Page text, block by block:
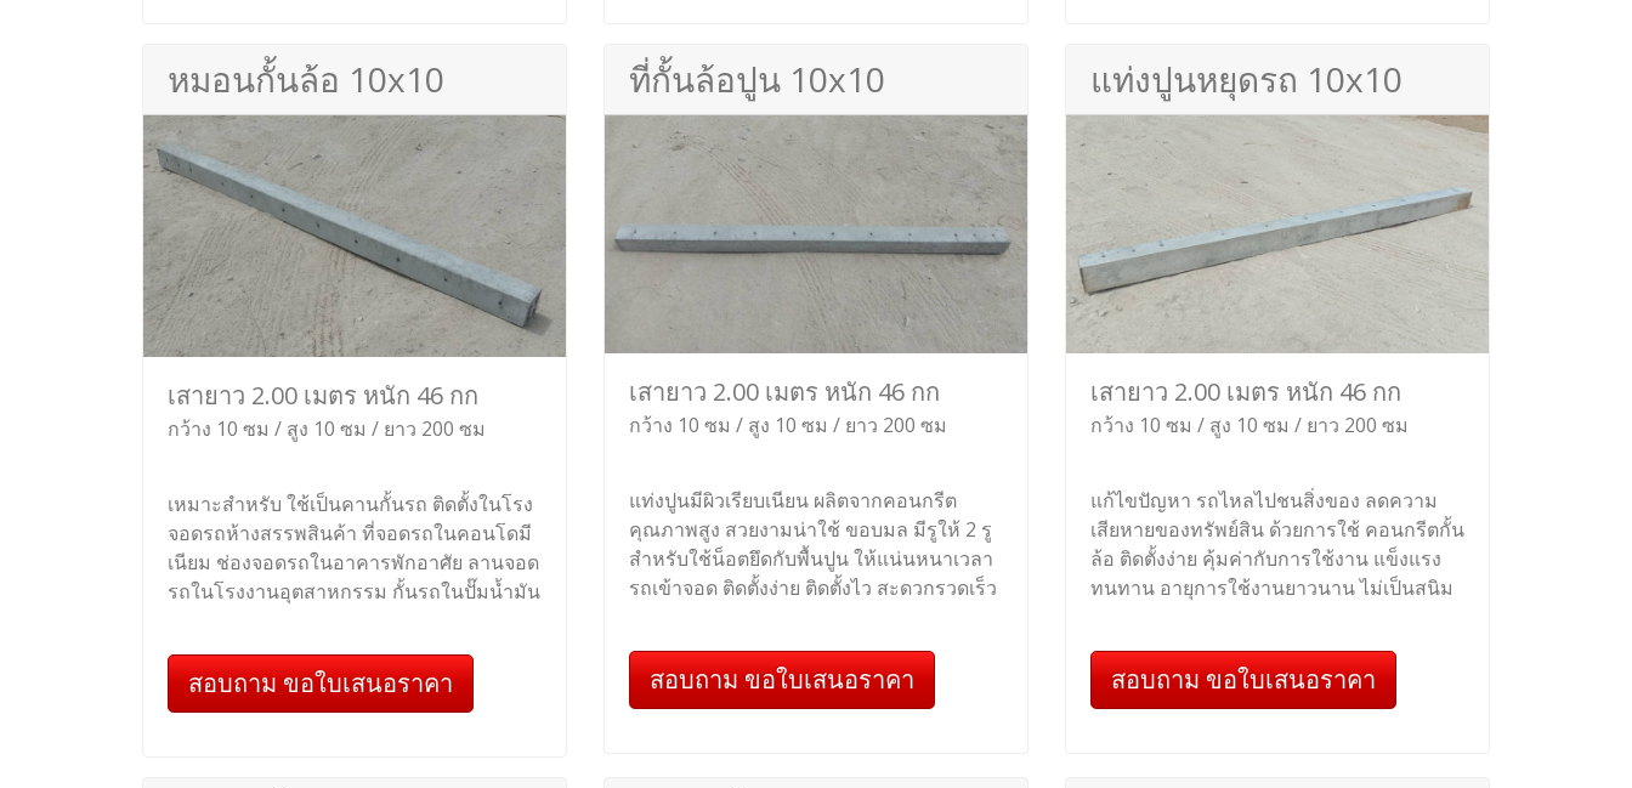
หมอนกั้นล้อ 10x10
เสายาว 2.00 เมตร หนัก 46 กก
กว้าง 10 ซม / สูง 10 ซม / ยาว 200 ซม
เหมาะสำหรับ ใช้เป็นคานกั้นรถ ติดตั้งในโรง
จอดรถห้างสรรพสินค้า ที่จอดรถในคอนโดมี
เนียม ช่องจอดรถในอาคารพักอาศัย ลานจอด
รถในโรงงานอุตสาหกรรม กั้นรถในปั๊มน้ำมัน
สอบถาม ขอใบเสนอราคา
ที่กั้นล้อปูน 10x10
เสายาว 2.00 เมตร หนัก 46 กก
กว้าง 10 ซม / สูง 10 ซม / ยาว 200 ซม
แท่งปูนมีผิวเรียบเนียน ผลิตจากคอนกรีต
คุณภาพสูง สวยงามน่าใช้ ขอบมล มีรูให้ 2 รู
สำหรับใช้น็อตยึดกับพื้นปูน ให้แน่นหนาเวลา
รถเข้าจอด ติดตั้งง่าย ติดตั้งไว สะดวกรวดเร็ว
สอบถาม ขอใบเสนอราคา
แท่งปูนหยุดรถ 10x10
เสายาว 2.00 เมตร หนัก 46 กก
กว้าง 10 ซม / สูง 10 ซม / ยาว 200 ซม
แก้ไขปัญหา รถไหลไปชนสิ่งของ ลดความ
เสียหายของทรัพย์สิน ด้วยการใช้ คอนกรีตกั้น
ล้อ ติดตั้งง่าย คุ้มค่ากับการใช้งาน แข็งแรง
ทนทาน อายุการใช้งานยาวนาน ไม่เป็นสนิม
สอบถาม ขอใบเสนอราคา